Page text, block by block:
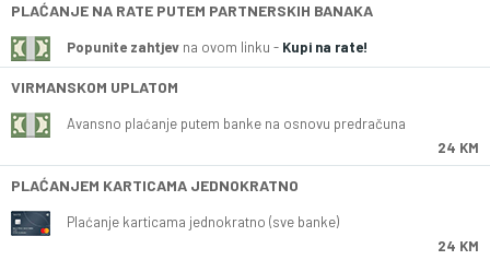
PLAĆANJE NA RATE PUTEM PARTNERSKIH BANAKA
Popunite zahtjev na ovom linku - Kupi na rate!
VIRMANSKOM UPLATOM
Avansno plaćanje putem banke na osnovu predračuna
24 KM
PLAĆANJEM KARTICAMA JEDNOKRATNO
Plaćanje karticama jednokratno (sve banke)
24 KM